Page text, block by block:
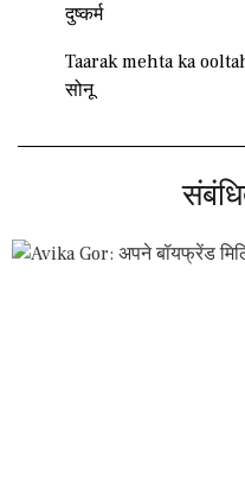
दुष्कर्म
Taarak mehta ka
सोनू